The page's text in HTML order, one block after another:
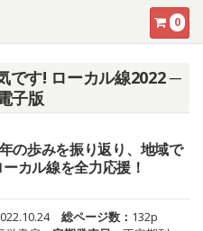
0
です! ローカル線2022 ─
子版
の歩みを振り返り、地域で
カル線を全力応援！
総ページ数： 132p